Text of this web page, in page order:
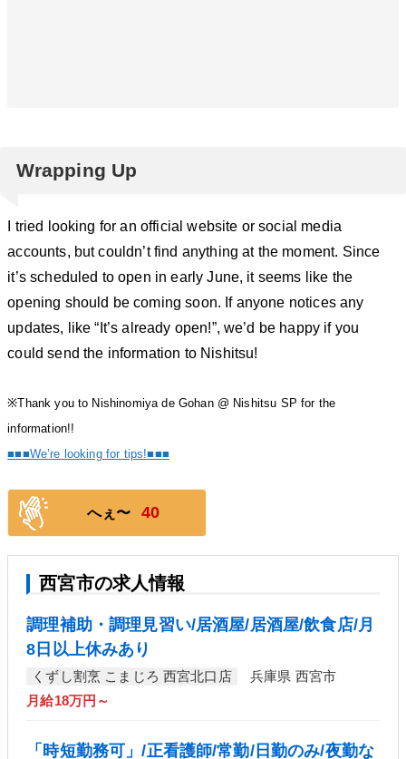
Wrapping Up
I tried looking for an official website or social media
accounts, but couldn’t find anything at the moment. Since
it’s scheduled to open in early June, it seems like the
opening should be coming soon. If anyone notices any
updates, like “It’s already open!”, we’d be happy if you
could send the information to Nishitsu!
※Thank you to Nishinomiya de Gohan @ Nishitsu SP for the
information!!
■■■We’re looking for tips!■■■
へぇ〜 40
西宮市の求人情報
調理補助・調理見習い/居酒屋/居酒屋/飲食店/月
8日以上休みあり
くずし割烹 こまじろ 西宮北口店
兵庫県 西宮市
月給18万円～
「時短勤務可」/正看護師/常勤/日勤のみ/夜勤な